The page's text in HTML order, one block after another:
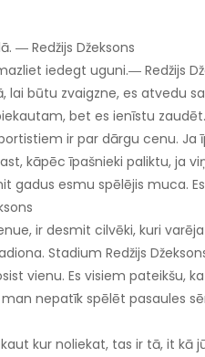
― Redžijs Džeksons
iedegt uguni.― Redžijs
lai būtu zvaigzne, es atvedu
bet es ienīstu zaudēt.
ir par dārgu cenu. Ja
kāpēc īpašnieki paliktu, ja
gadus esmu spēlējis muca.
ir desmit cilvēki, kuri
Stadium Redžijs
vienu. Es visiem pateikšu,
nepatīk spēlēt pasaules
kur noliekat, tas ir tā, it